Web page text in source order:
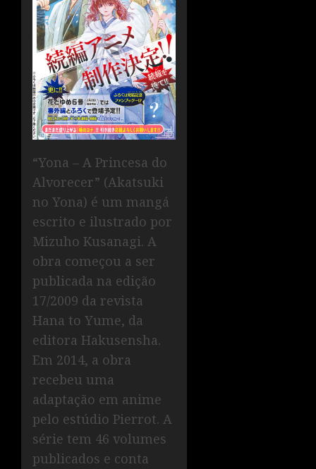
“Yona – A Princesa do
Alvorecer” (Akatsuki
no Yona) é um mangá
escrito e ilustrado por
Mizuho Kusanagi. A
obra começou a ser
publicada na edição
17/2009 da revista
Hana to Yume, da
editora Hakusensha.
Em 2014, a obra
recebeu uma
adaptação em anime
pelo estúdio Pierrot. A
série tem 46 volumes
publicados e conta